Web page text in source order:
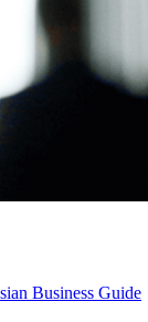
Business Guide